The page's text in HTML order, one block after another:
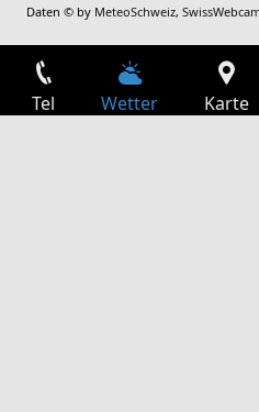
Daten © by MeteoSchweiz,
Tel Wetter Karte